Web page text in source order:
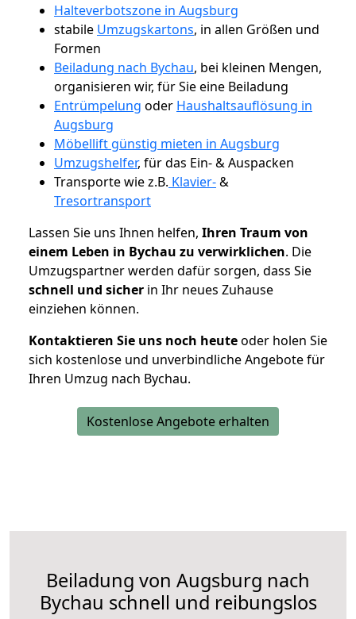
Halteverbotszone in Augsburg
stabile Umzugskartons, in allen Größen und
Formen
Beiladung nach Bychau, bei kleinen Mengen,
organisieren wir, für Sie eine Beiladung
Entrümpelung oder Haushaltsauflösung in
Augsburg
Möbellift günstig mieten in Augsburg
Umzugshelfer, für das Ein- & Auspacken
Transporte wie z.B. Klavier-&
Tresortransport
Lassen Sie uns Ihnen helfen, Ihren Traum von
einem Leben in Bychau zu verwirklichen. Die
Umzugspartner werden dafür sorgen, dass Sie
schnell und sicher in Ihr neues Zuhause
einziehen können.
Kontaktieren Sie uns noch heuteoder holen Sie
sich kostenlose und unverbindliche Angebote für
Ihren Umzug nach Bychau.
Kostenlose Angebote erhalten
Beiladung von Augsburg nach
Bychau schnell und reibungslos